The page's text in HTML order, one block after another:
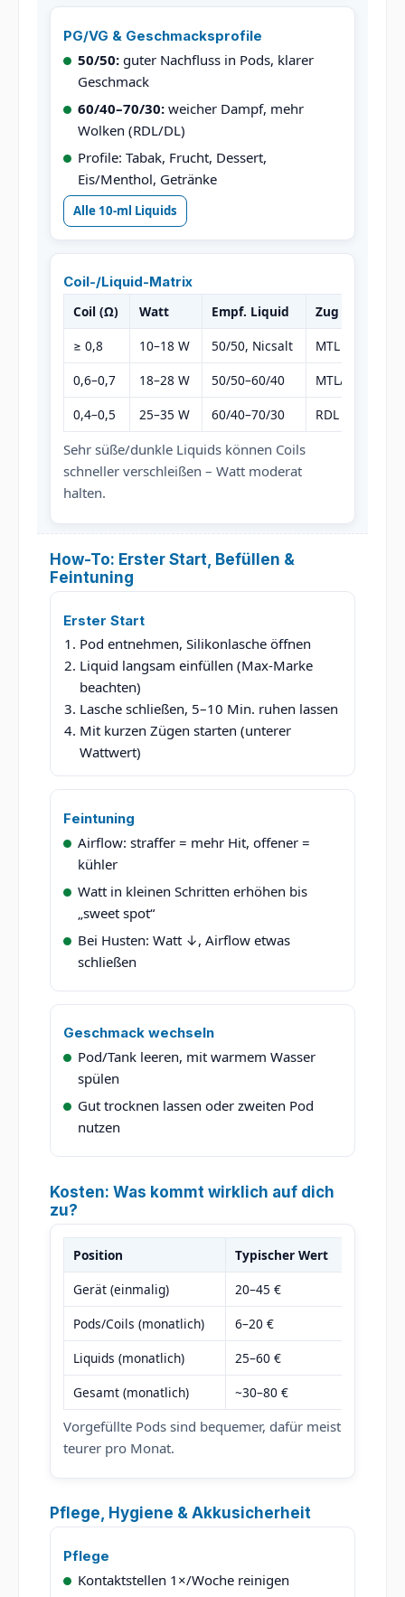
PG/VG & Geschmacksprofile
50/50: guter Nachfluss in Pods, klarer
Geschmack
60/40–70/30: weicher Dampf, mehr
Wolken (RDL/DL)
Profile: Tabak, Frucht, Dessert,
Eis/Menthol, Getränke
Alle 10-ml Liquids
Coil-/Liquid-Matrix
Coil (Ω)
Watt Empf. Liquid Zug
≥ 0,8
10–18 W 50/50, Nicsalt MTL
0,6–0,7
18–28 W 50/50–60/40 MTL/RDL
0,4–0,5
25–35 W 60/40–70/30 RDL
Sehr süße/dunkle Liquids können Coils
schneller verschleißen – Watt moderat
halten.
How-To: Erster Start, Befüllen &
Feintuning
Erster Start
Pod entnehmen, Silikonlasche öffnen
Liquid langsam einfüllen (Max-Marke
beachten)
Lasche schließen, 5–10 Min. ruhen lassen
Mit kurzen Zügen starten (unterer
Wattwert)
Feintuning
Airflow: straffer = mehr Hit, offener =
kühler
Watt in kleinen Schritten erhöhen bis
„sweet spot“
Bei Husten: Watt ↓, Airflow etwas
schließen
Geschmack wechseln
Pod/Tank leeren, mit warmem Wasser
spülen
Gut trocknen lassen oder zweiten Pod
nutzen
Kosten: Was kommt wirklich auf dich
zu?
Position Typischer Wert
Gerät (einmalig)
20–45 €
Pods/Coils (monatlich)
6–20 €
Liquids (monatlich)
25–60 €
Gesamt (monatlich)
~30–80 €
Vorgefüllte Pods sind bequemer, dafür meist
teurer pro Monat.
Pflege, Hygiene & Akkusicherheit
Pflege
Kontaktstellen 1×/Woche reinigen